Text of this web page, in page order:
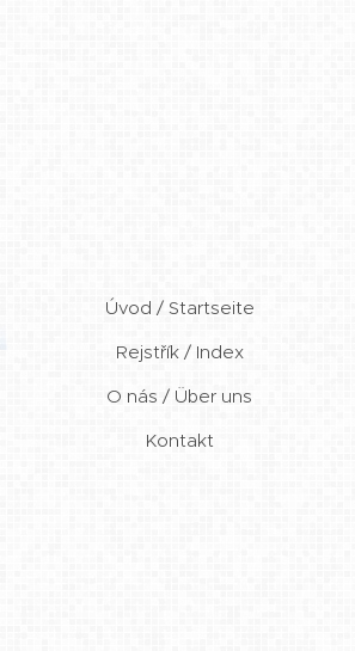
Úvod / Startseite
Rejstřík / Index
O nás / Über uns
Kontakt